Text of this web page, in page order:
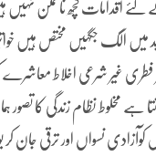
لئے اقدامات کچھ ناممکن
میں الگ جگہیں مختص ہیں
غیر شرعی اخلاط معاشرے کو
ہے مخلوط نظام زندگی کا
نسواں اور ترقی جان